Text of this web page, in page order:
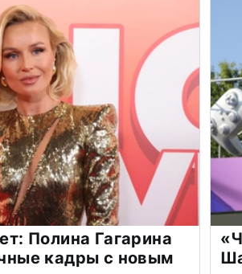
Полина Гагарина
кадры с новым